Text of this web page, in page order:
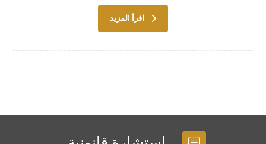
اقرأ المزيد